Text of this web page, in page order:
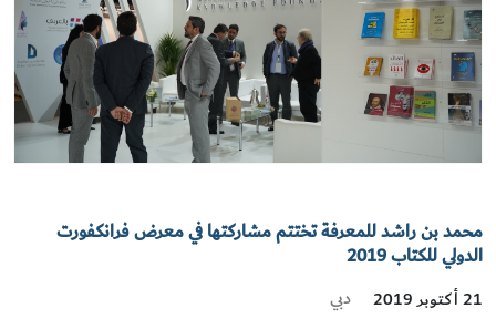
محمد بن راشد للمعرفة تختتم مشاركتها في معرض فرانكفورت
الدولي للكتاب 2019
21 أكتوبر 2019
دبي